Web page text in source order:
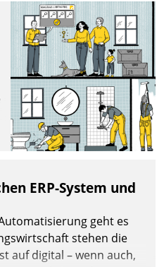
daher
Datatrain GmbH den
digitalisiert.
ERP-System und
geht es
stehen die
auf digital – wenn auch,